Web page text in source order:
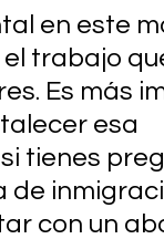
en este
trabajo
Es más
esa
tienes
de
con un